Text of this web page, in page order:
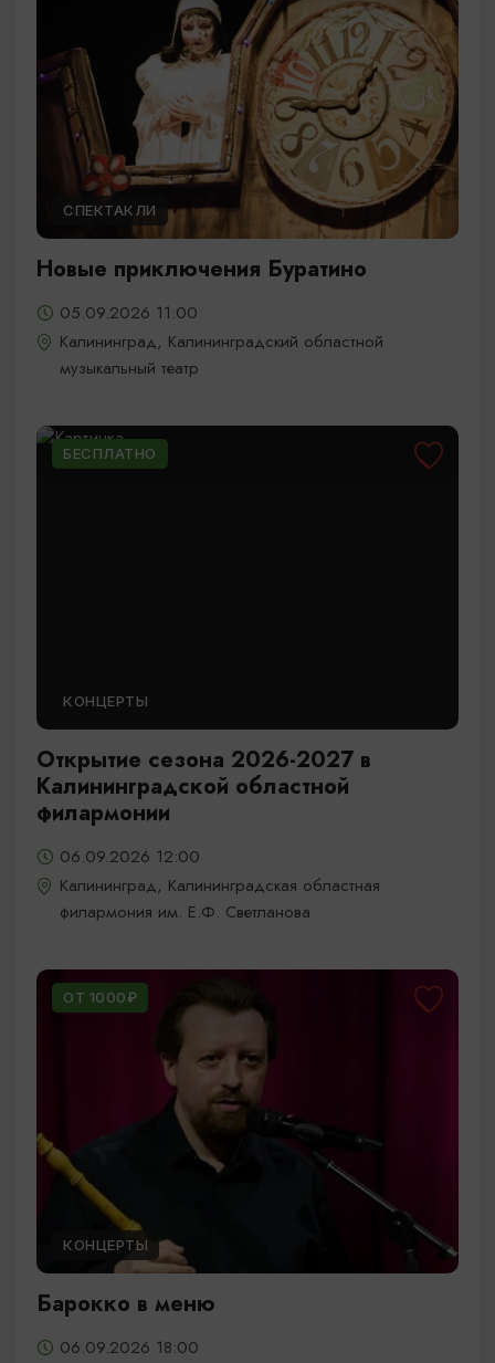
СПЕКТАКЛИ
Новые приключения Буратино
05.09.2026 11:00
Калининград, Калининградский областной
музыкальный театр
БЕСПЛАТНО
КОНЦЕРТЫ
Открытие сезона 2026-2027 в
Калининградской областной
филармонии
06.09.2026 12:00
Калининград, Калининградская областная
филармония им. Е.Ф. Светланова
ОТ 1000₽
КОНЦЕРТЫ
Барокко в меню
06.09.2026 18:00